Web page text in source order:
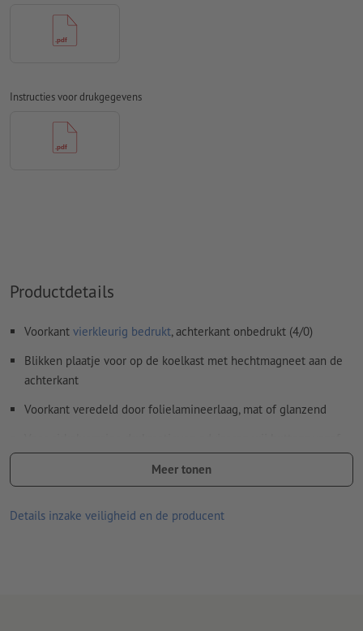
Kleurmodus:
papier, FOGRA52 (PSO Uncoated v3 FOGRA52) voor
Spel- en zetfoutenworden door ons niet gecontroleerd
Overdrukinstellingen
Commentaren
Instructies voor drukgegevens
Productdetails
Voorkant vierkleurig bedrukt, achterkant onbedrukt (4/0)
Blikken plaatje voor op de koelkast met hechtmagneet aan de
achterkant
Voorkant veredeld door folielamineerlaag, mat of glanzend
een grootte van 37 mm, omdat zulke motieven op 25 mm-
buttons om productietechnische redenen eruit zien alsof ze
Let erop dat in uw drukgegevens aan elke kant een omklaprand
Meer tonen
Details inzake veiligheid en de producent